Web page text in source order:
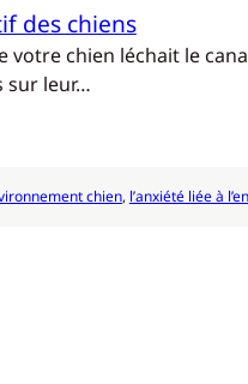
des chiens
votre chien léchait le
sur leur…
chien, l’anxiété liée à